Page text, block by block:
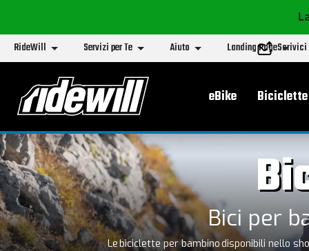
RideWill Servizi per Te Aiuto Landing PageScrivici
Menu
eBike Biciclette
Bici per
Le biciclette per bambino disponibili nello